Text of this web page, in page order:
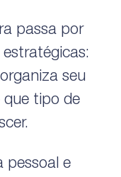
passa por
seu
que tipo de
pessoal e